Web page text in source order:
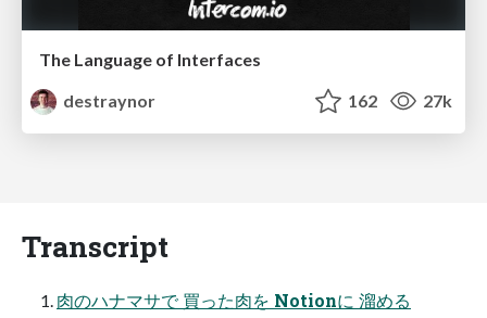
The Language of Interfaces
destraynor
162 27k
Transcript
肉のハナマサで 買った肉を Notionに 溜める